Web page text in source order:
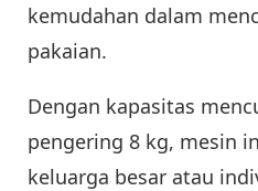
kemudahan dalam
pakaian.
Dengan kapasitas
pengering 8 kg, mesin
keluarga besar atau